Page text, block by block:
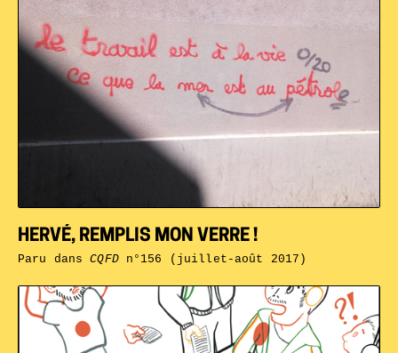
HERVÉ, REMPLIS MON VERRE !
Paru dansCQFDn°156 (juillet-août 2017)